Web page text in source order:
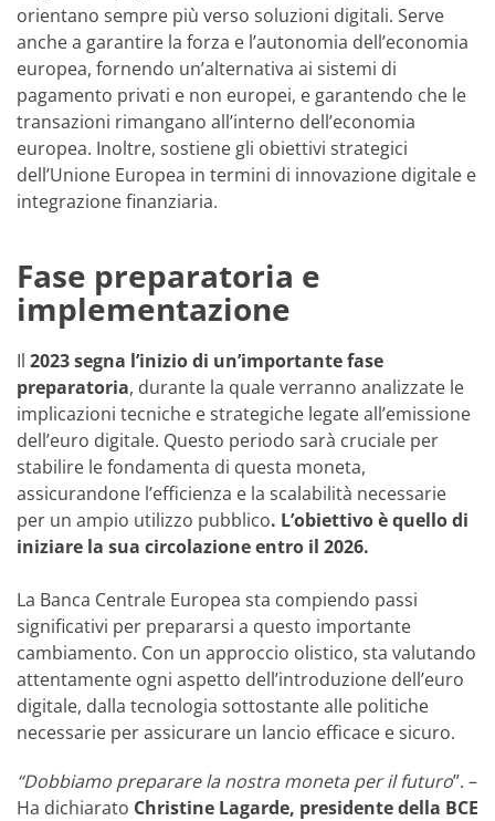
orientano sempre più verso soluzioni digitali. Serve
anche a garantire la forza e l’autonomia dell’economia
europea, fornendo un’alternativa ai sistemi di
pagamento privati e non europei, e garantendo che le
transazioni rimangano all’interno dell’economia
europea. Inoltre, sostiene gli obiettivi strategici
dell’Unione Europea in termini di innovazione digitale e
integrazione finanziaria.
Fase preparatoria e
implementazione
Il 2023 segna l’inizio di un’importante fase
preparatoria, durante la quale verranno analizzate le
implicazioni tecniche e strategiche legate all’emissione
dell’euro digitale. Questo periodo sarà cruciale per
stabilire le fondamenta di questa moneta,
assicurandone l’efficienza e la scalabilità necessarie
per un ampio utilizzo pubblico. L’obiettivo è quello di
iniziare la sua circolazione entro il 2026.
La Banca Centrale Europea sta compiendo passi
significativi per prepararsi a questo importante
cambiamento. Con un approccio olistico, sta valutando
attentamente ogni aspetto dell’introduzione dell’euro
digitale, dalla tecnologia sottostante alle politiche
necessarie per assicurare un lancio efficace e sicuro.
“Dobbiamo preparare la nostra moneta per il futuro”. –
Ha dichiarato Christine Lagarde, presidente della BCE